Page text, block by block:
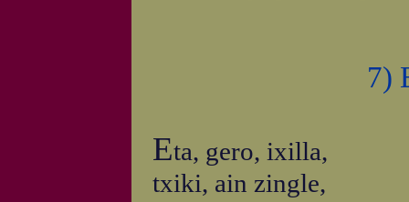
7)
Eta, gero, ixilla,
txiki, ain zingle,